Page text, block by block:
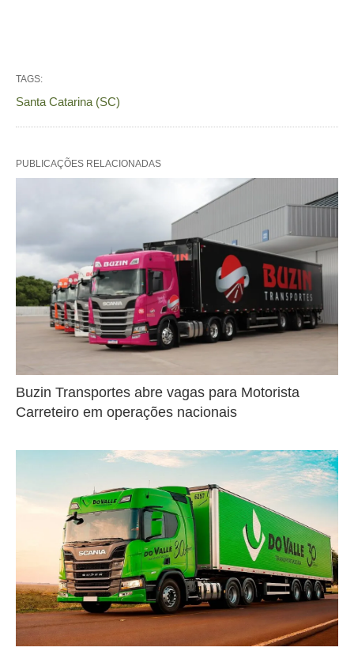
TAGS:
Santa Catarina (SC)
PUBLICAÇÕES RELACIONADAS
Buzin Transportes abre vagas para Motorista
Carreteiro em operações nacionais